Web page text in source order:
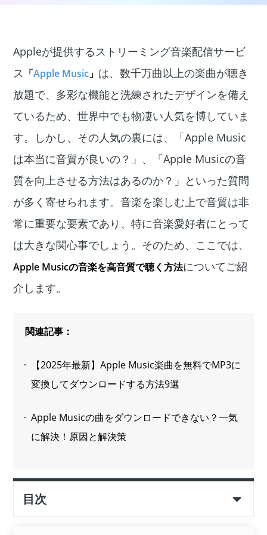
Appleが提供するストリーミング音楽配信サービ
ス 「Apple Music 」 は、数千万曲以上の楽曲が聴き
放題で、多彩な機能と洗練されたデザインを備え
ているため、世界中でも物凄い人気を博していま
す。しかし、その人気の裏には、「Apple Music
は本当に音質が良いの？」、「Apple Musicの音
質を向上させる方法はあるのか？」といった質問
が多く寄せられます。音楽を楽しむ上で音質は非
常に重要な要素であり、特に音楽愛好者にとって
は大きな関心事でしょう。そのため、ここでは、
Apple Musicの音楽を高音質で聴く方法についてご紹
介します。
関連記事：
【2025年最新】Apple Music楽曲を無料でMP3に
変換してダウンロードする方法9選
Apple Musicの曲をダウンロードできない？一気
に解決！原因と解決策
目次